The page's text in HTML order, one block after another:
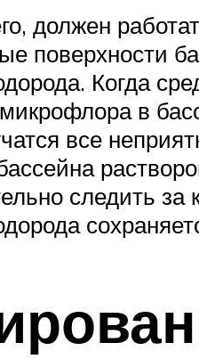
должен
поверхности
Когда
в
все
следить